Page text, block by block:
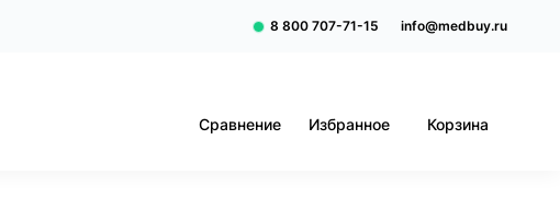
8 800 707-71-15 info@medbuy.ru
Сравнение Избранное Корзина